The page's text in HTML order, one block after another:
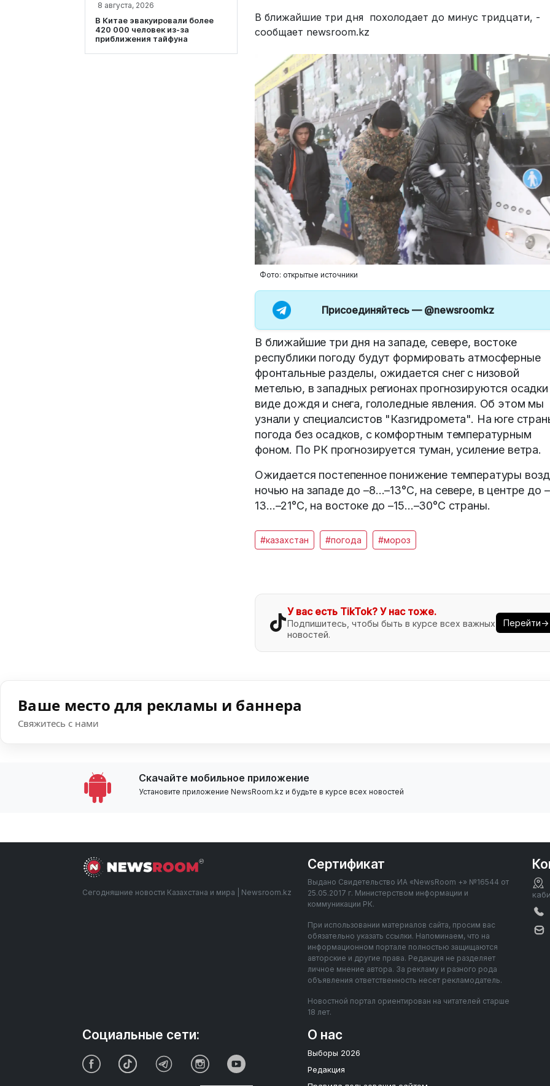
8 августа, 2026
В Китае эвакуировали более
420 000 человек из-за
приближения тайфуна
В ближайшие три дня похолодает до минус тридцати, -
сообщает newsroom.kz
Фото: открытые источники
Присоединяйтесь — @newsroomkz
В ближайшие три дня на западе, севере, востоке
республики погоду будут формировать атмосферные
фронтальные разделы, ожидается снег с низовой
метелью, в западных регионах прогнозируются осадки
виде дождя и снега, гололедные явления. Об этом мы
узнали у специалсистов "Казгидромета". На юге
погода без осадков, с комфортным температурным
фоном. По РК прогнозируется туман, усиление ветра.
Ожидается постепенное понижение температуры
ночью на западе до –8…–13°C, на севере, в центре до –
13…–21°C, на востоке до –15…–30°C страны.
#казахстан #погода #мороз
У вас есть TikTok? У нас тоже.
Подпишитесь, чтобы быть в курсе всех важных
новостей.
Перейти→
Ваше место для рекламы и баннера
Свяжитесь с нами
Скачайте мобильное приложение
Установите приложение NewsRoom.kz и будьте в курсе всех новостей
Сегодняшние новости Казахстана и мира | Newsroom.kz
Сертификат
Выдано Свидетельство ИА «NewsRoom +» №16544 от
25.05.2017 г. Министерством информации и
коммуникации РК.
При использовании материалов сайта, просим вас
обязательно указать ссылки. Напоминаем, что на
информационном портале полностью защищаются
авторские и другие права. Редакция не разделяет
личное мнение автора. За рекламу и разного рода
объявления ответственность несет рекламодатель.
Новостной портал ориентирован на читателей старше
18 лет.
О нас
Выборы 2026
Редакция
Социальные сети: